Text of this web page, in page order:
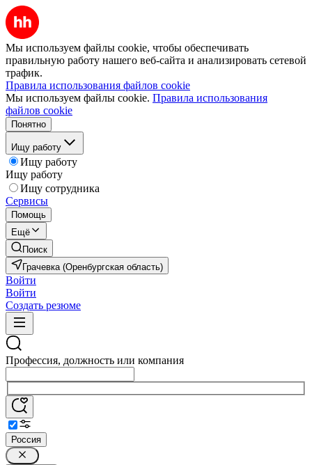
Мы используем файлы cookie, чтобы обеспечивать
правильную работу нашего веб-сайта и анализировать сетевой
трафик.
Правила использования файлов cookie
Мы используем файлы cookie. Правила использования
файлов cookie
Понятно
Ищу работу
Ищу работу
Ищу работу
Ищу сотрудника
Сервисы
Помощь
Ещё
Поиск
Грачевка (Оренбургская область)
Войти
Войти
Создать резюме
Профессия, должность или компания
Россия